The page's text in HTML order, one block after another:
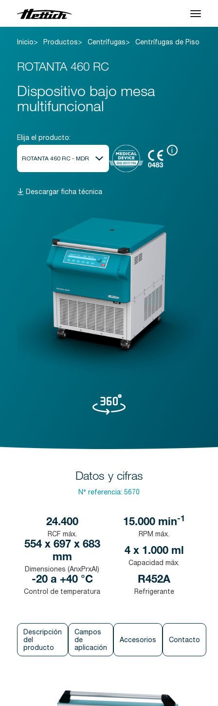
Productos
Aplicaciones
Centro de Soporte
Sobre nosotros
Contacto
Noticias y Eventos
Descargas
Inicio Productos Centrífugas Centrífugas de Piso
ROTANTA 460 RC
Dispositivo bajo mesa
multifuncional
Elija el producto:
i
Descargar ficha técnica
Datos y cifras
N° referencia: 5670
24.400
RCF máx.
15.000 min-1
RPM máx.
554 x 697 x 683
mm
Dimensiones (AnxPrxAl)
4 x 1.000 ml
Capacidad máx.
-20 a +40 °C
Control de temperatura
R452A
Refrigerante
Descripción
del
producto
Campos
de
aplicación
Accesorios Contacto